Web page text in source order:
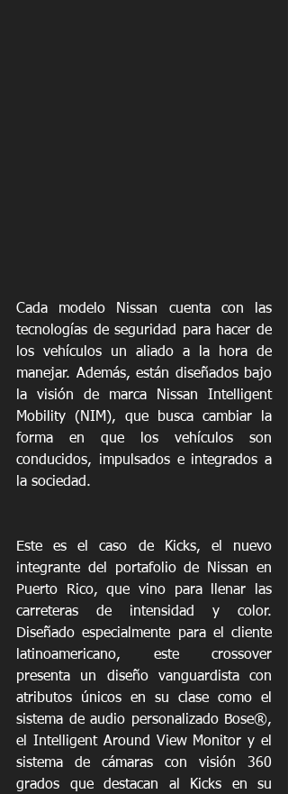
Cada modelo Nissan cuenta con las
tecnologías de seguridad para hacer de
los vehículos un aliado a la hora de
manejar. Además, están diseñados bajo
la visión de marca Nissan Intelligent
Mobility (NIM), que busca cambiar la
forma en que los vehículos son
conducidos, impulsados e integrados a
la sociedad.
Este es el caso de Kicks, el nuevo
integrante del portafolio de Nissan en
Puerto Rico, que vino para llenar las
carreteras de intensidad y color.
Diseñado especialmente para el cliente
latinoamericano, este crossover
presenta un diseño vanguardista con
atributos únicos en su clase como el
sistema de audio personalizado Bose®,
el Intelligent Around View Monitor y el
sistema de cámaras con visión 360
grados que destacan al Kicks en su